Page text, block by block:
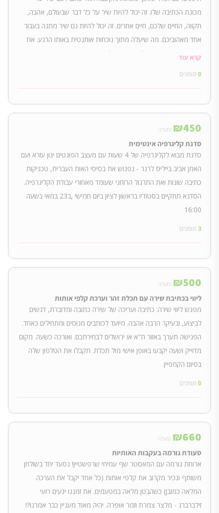
מכונת הכתיבה שלו. זה יכול להיות שיר על כל דבר שבעולם, אהבה,
תקווה, החיים שלכם, חיים אחרים. זה יכול להיות גם שיר מתנה בעבור
אחד מאהוביכם. מה שיעלה מתוך נוכחות אותנטית באותו הרגע. את
מועד ומיקום הפגישה (בפרדס חנה) אתם תקבעו עם אמיר באופן אישי.
קרא עוד
0 תומכים
₪450 ומעלה
סדנת קליגרפיה אינטימית
סדנת מבוא לקליגרפיה של 4 שעות עם מעצב הפונטים ינון עזרא ועם
האמן אביב בייליס לרנר - נפגוש את בסיסי האות העברית, טכניקות
כתיבה שונות ואת התרגול הרוחני שעומד מאחורי עבודת הקליגרפיה.
הסדנא תתקיים בסטודיו בראשון לציון ביום חמישי ,ב23 במאי בשעה
16:00
3 תומכים
₪500 ומעלה
ליווי בכתיבת שירה עם תכלת זהר וערכת קלפי אותות
מפגש ליווי שירה: כתיבה ועריכה של שירה כתובה ומדוברת, דגשים
לביצוע, ובעיקר הרבה אהבה. מיועד לכותבים מנוסים ומתחילים כאחד.
הפגישה תערך באזור ת"א או ירושלים לבחירתכם. ואורכה כשעה. מקום
מדוייק ושעה יקבעו באופן אישי מול תכלת. תקבלו את הטלפון שלה
בסיום הקמפיין.
0 תומכים
₪660 ומעלה
סעודת גורמה בעקבות האותיות
ארוחת גורמה עם המאסטר שף עמיחי שרפשטיין! נסעד יחד בשולחן
משותף ונכיר מקרוב את קלפי אותות (כל אחד יקבל את הערכה
המלאה כמובן) כשהבטן מלאה במטעמים. את זמננו ינעים רועי
זילברברג - מלצר צמרת וזמר אופרה. יהיה מאוד מעניין כבר אמרנו?!